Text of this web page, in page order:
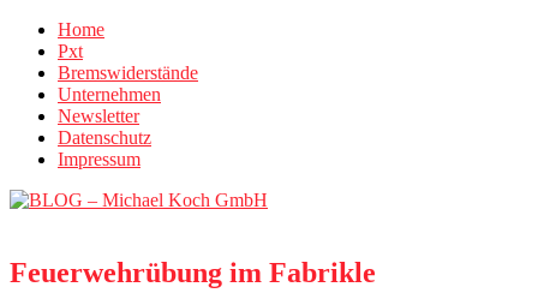
Home
Pxt
Bremswiderstände
Unternehmen
Newsletter
Datenschutz
Impressum
Feuerwehrübung im Fabrikle